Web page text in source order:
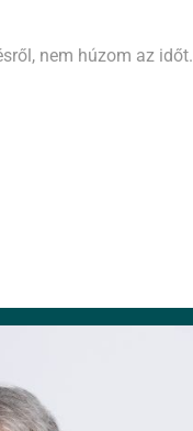
nem húzom az időt.